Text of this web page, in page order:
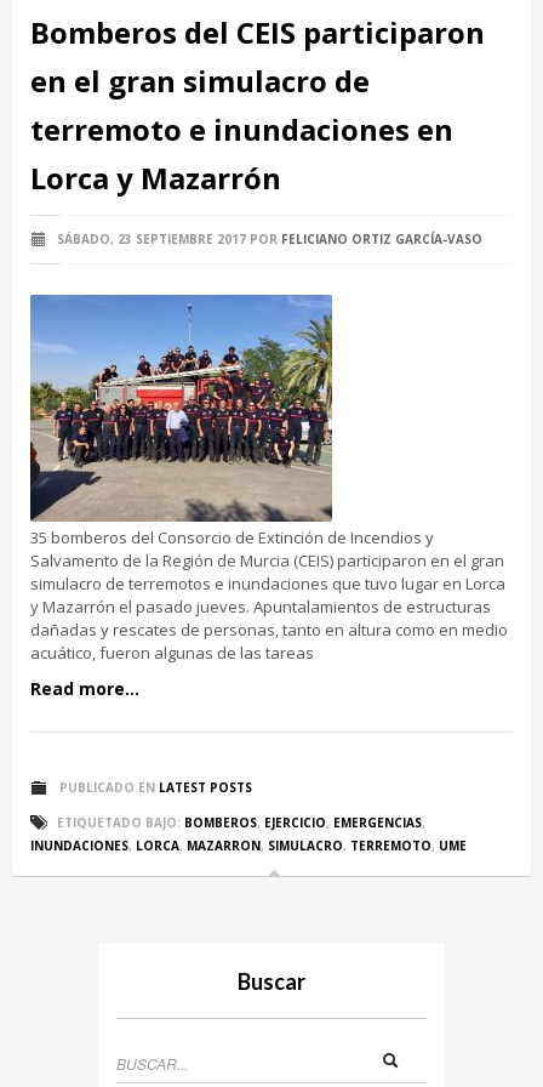
Bomberos del CEIS participaron
en el gran simulacro de
terremoto e inundaciones en
Lorca y Mazarrón
SÁBADO, 23 SEPTIEMBRE 2017 POR FELICIANO ORTIZ GARCÍA-VASO
35 bomberos del Consorcio de Extinción de Incendios y
Salvamento de la Región de Murcia (CEIS) participaron en el gran
simulacro de terremotos e inundaciones que tuvo lugar en Lorca
y Mazarrón el pasado jueves. Apuntalamientos de estructuras
dañadas y rescates de personas, tanto en altura como en medio
acuático, fueron algunas de las tareas
Read more...
PUBLICADO EN LATEST POSTS
ETIQUETADO BAJO: BOMBEROS, EJERCICIO, EMERGENCIAS,
INUNDACIONES, LORCA, MAZARRON, SIMULACRO, TERREMOTO, UME
Buscar